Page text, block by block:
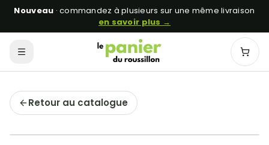
Nouveau · commandez à plusieurs sur une même livraison
en savoir plus →
Menu Mon
Retour au catalogue